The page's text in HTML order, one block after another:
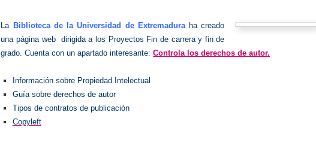
La Biblioteca de la Universidad de Extremaduraha creado
una página web dirigida a los Proyectos Fin de carrera y fin de
grado. Cuenta con un apartado interesante: Controla los derechos de autor.
Información sobre Propiedad Intelectual
Guía sobre derechos de autor
Tipos de contratos de publicación
Copyleft